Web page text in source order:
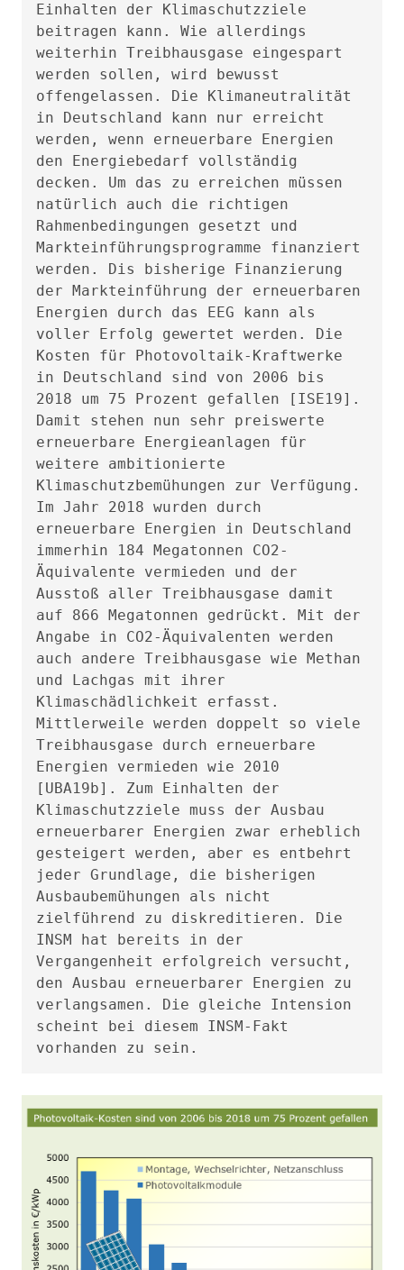
Einhalten der Klimaschutzziele
beitragen kann. Wie allerdings
weiterhin Treibhausgase eingespart
werden sollen, wird bewusst
offengelassen. Die Klimaneutralität
in Deutschland kann nur erreicht
werden, wenn erneuerbare Energien
den Energiebedarf vollständig
decken. Um das zu erreichen müssen
natürlich auch die richtigen
Rahmenbedingungen gesetzt und
Markteinführungsprogramme finanziert
werden. Dis bisherige Finanzierung
der Markteinführung der erneuerbaren
Energien durch das EEG kann als
voller Erfolg gewertet werden. Die
Kosten für Photovoltaik-Kraftwerke
in Deutschland sind von 2006 bis
2018 um 75 Prozent gefallen [ISE19].
Damit stehen nun sehr preiswerte
erneuerbare Energieanlagen für
weitere ambitionierte
Klimaschutzbemühungen zur Verfügung.
Im Jahr 2018 wurden durch
erneuerbare Energien in Deutschland
immerhin 184 Megatonnen CO2-
Äquivalente vermieden und der
Ausstoß aller Treibhausgase damit
auf 866 Megatonnen gedrückt. Mit der
Angabe in CO2-Äquivalenten werden
auch andere Treibhausgase wie Methan
und Lachgas mit ihrer
Klimaschädlichkeit erfasst.
Mittlerweile werden doppelt so viele
Treibhausgase durch erneuerbare
Energien vermieden wie 2010
[UBA19b]. Zum Einhalten der
Klimaschutzziele muss der Ausbau
erneuerbarer Energien zwar erheblich
gesteigert werden, aber es entbehrt
jeder Grundlage, die bisherigen
Ausbaubemühungen als nicht
zielführend zu diskreditieren. Die
INSM hat bereits in der
Vergangenheit erfolgreich versucht,
den Ausbau erneuerbarer Energien zu
verlangsamen. Die gleiche Intension
scheint bei diesem INSM-Fakt
vorhanden zu sein.